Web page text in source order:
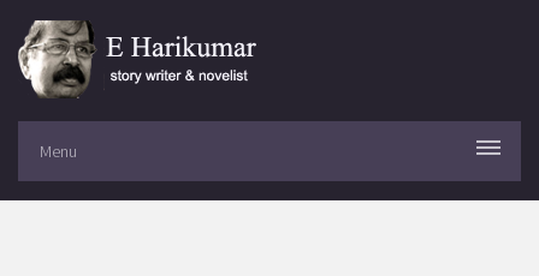
Menu